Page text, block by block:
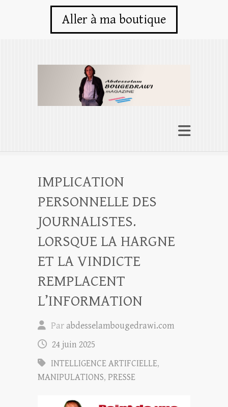
Aller à ma boutique
IMPLICATION
PERSONNELLE DES
JOURNALISTES.
LORSQUE LA HARGNE
ET LA VINDICTE
REMPLACENT
L’INFORMATION
Par abdesselambougedrawi.com
24 juin 2025
INTELLIGENCE ARTIFCIELLE,
MANIPULATIONS, PRESSE